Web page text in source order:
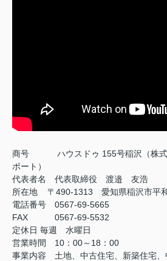
商号
ハウスドゥ 155号稲沢（株式
ポート）
代表者名 代表取締役 渡邉 友浩
所在地 〒490-1313 愛知県稲沢市平
電話番号 0567-69-5665
FAX
0567-69-5532
定休日 毎週 水曜日
営業時間 10：00～18：00
事業内容 土地、中古住宅、新築住宅、